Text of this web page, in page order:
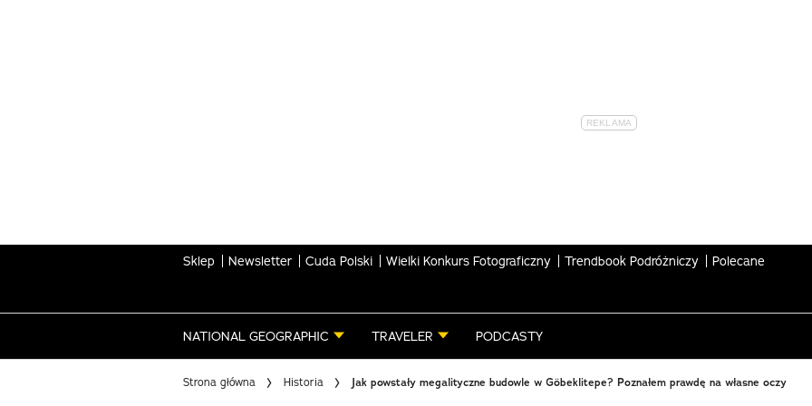
Sklep Newsletter Cuda Polski Wielki Konkurs Fotograficzny Trendbook Podróżniczy Polecane
NATIONAL GEOGRAPHIC TRAVELER PODCASTY
Strona główna Historia Jak powstały megalityczne budowle w Göbeklitepe? Poznałem prawdę na własne oczy